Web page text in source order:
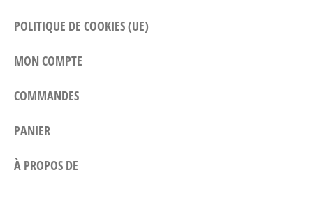
POLITIQUE DE COOKIES (UE)
MON COMPTE
COMMANDES
PANIER
À PROPOS DE